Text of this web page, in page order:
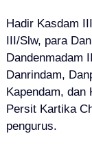
Hadir Kasdam
III/Slw, para
Dandenmadam
Danrindam,
Kapendam, dan
Persit Kartika
pengurus.